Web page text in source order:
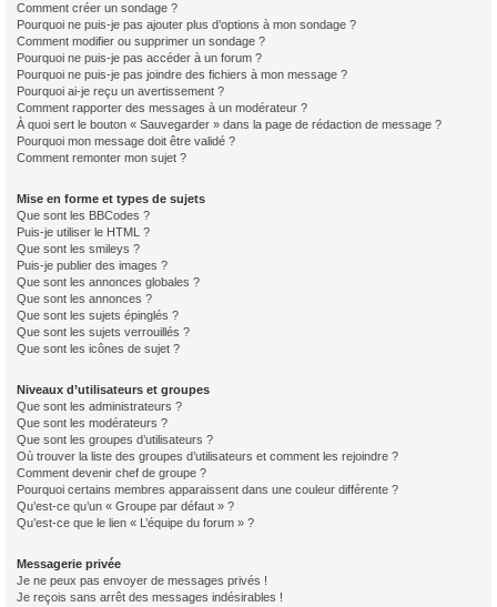
Comment créer un sondage ?
Pourquoi ne puis-je pas ajouter plus d’options à mon sondage ?
Comment modifier ou supprimer un sondage ?
Pourquoi ne puis-je pas accéder à un forum ?
Pourquoi ne puis-je pas joindre des fichiers à mon message ?
Pourquoi ai-je reçu un avertissement ?
Comment rapporter des messages à un modérateur ?
À quoi sert le bouton « Sauvegarder » dans la page de rédaction de message ?
Pourquoi mon message doit être validé ?
Comment remonter mon sujet ?
Mise en forme et types de sujets
Que sont les BBCodes ?
Puis-je utiliser le HTML ?
Que sont les smileys ?
Puis-je publier des images ?
Que sont les annonces globales ?
Que sont les annonces ?
Que sont les sujets épinglés ?
Que sont les sujets verrouillés ?
Que sont les icônes de sujet ?
Niveaux d’utilisateurs et groupes
Que sont les administrateurs ?
Que sont les modérateurs ?
Que sont les groupes d’utilisateurs ?
Où trouver la liste des groupes d’utilisateurs et comment les rejoindre ?
Comment devenir chef de groupe ?
Pourquoi certains membres apparaissent dans une couleur différente ?
Qu’est-ce qu’un « Groupe par défaut » ?
Qu’est-ce que le lien « L’équipe du forum » ?
Messagerie privée
Je ne peux pas envoyer de messages privés !
Je reçois sans arrêt des messages indésirables !